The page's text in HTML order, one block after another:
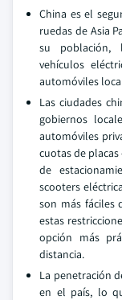
China es el
ruedas de Asia
su población,
vehículos
automóviles
Las ciudades
gobiernos
automóviles
cuotas de
de
scooters
son más fáciles
estas
opción más
distancia.
La penetración
en el país, lo